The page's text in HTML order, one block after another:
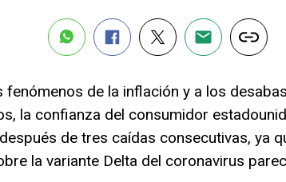
fenómenos de la inflación y a los
la confianza del consumidor
de tres caídas consecutivas, ya
la variante Delta del coronavirus